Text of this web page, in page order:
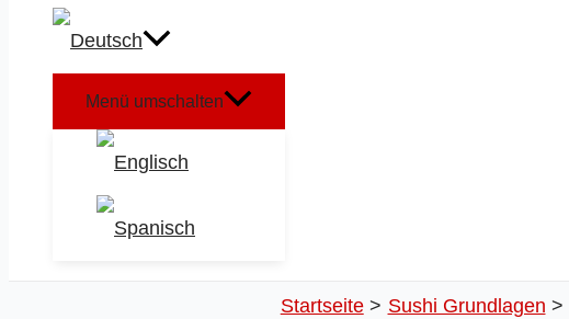
Menü umschalten
Startseite Sushi Grundlagen